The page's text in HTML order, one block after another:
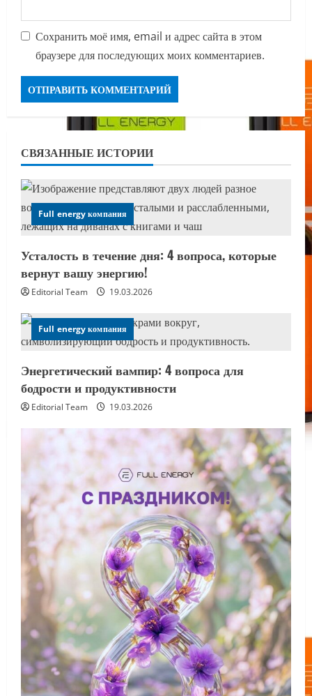
Сохранить моё имя, email и адрес сайта в этом
браузере для последующих моих комментариев.
СВЯЗАННЫЕ ИСТОРИИ
Full energy компания
Усталость в течение дня: 4 вопроса, которые
вернут вашу энергию!
Editorial Team 19.03.2026
Full energy компания
Энергетический вампир: 4 вопроса для
бодрости и продуктивности
Editorial Team 19.03.2026